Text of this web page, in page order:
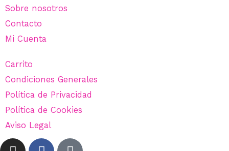
Sobre nosotros
Contacto
Mi Cuenta
Carrito
Condiciones Generales
Política de Privacidad
Política de Cookies
Aviso Legal